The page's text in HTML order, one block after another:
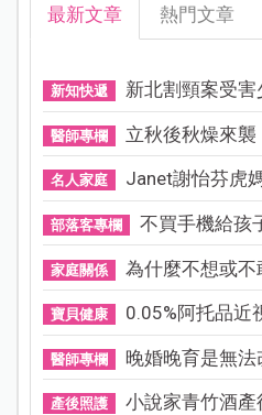
最新文章 熱門文章
新知快遞 新北割頸案受害
醫師專欄 立秋後秋燥來襲
名人家庭 Janet謝怡芬虎
部落客專欄 不買手機給孩
家庭關係 為什麼不想或不
寶貝健康 0.05%阿托品近
醫師專欄 晚婚晚育是無法
產後照護 小說家青竹酒產